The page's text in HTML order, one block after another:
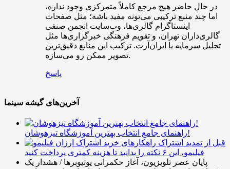
در حال حاضر هیچ مرجع کاملاً متمرکزی وجود نداره،
اما چند منبع ترکیبی می‌تونه مفید باشه؛ مثل صفحات
اینستاگرام گالری‌ها، وب‌سایت انجمن صنفی
گالری‌داران تهران، و تقویم فرهنگی خبرگزاری‌ها مثل
تحلیل سرمایه یا ایران‌آرت. ترکیب این منابع دقیق‌ترین
تصویر ممکن رو می‌سازه.
پاسخ
آخرین‌های گیشه سینما
راهنمای جامع انتخاب بهترین آموزشگاه تیزهوشان!
قبل از تمدید اشتراک
فیلیمو، این ۶ نکته را بدانید تا هزینه کمتری پرداخت کنید
پایان عصر تلویزیون، آغاز حکمرانی یوتیوبرها / هشدار یک